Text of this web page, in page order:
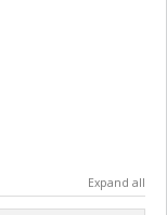
Expand all